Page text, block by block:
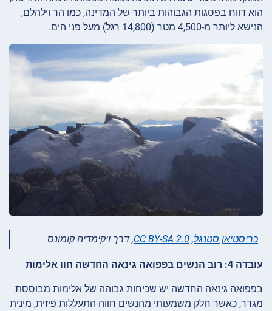
הוא דווח בפסגות הגבוהות ביותר של המדינה, כמו הר וילהלם,
הנישא ליותר מ-4,500 מטר (14,800 רגל) מעל פני הים.
כריסטיאן סטנגל,
CC BY-SA 2.0, דרך ויקימדיה קומונס
עובדה 4: רוב הנשים בפפואה גינאה החדשה חוו אלימות
בפפואה גינאה החדשה יש שכיחות גבוהה של אלימות מבוססת
מגדר, כאשר חלק משמעותי מהנשים חווה התעללות פיזית, מינית